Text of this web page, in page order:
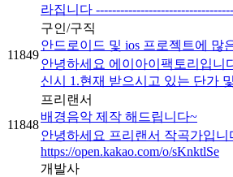
라집니다
11849
구인/구직
안드로이드 및 ios 프로젝트에 많
안녕하세요 에이아이팩토리입니
신시 1.현재 받으시고 있는 단가
11848
프리랜서
배경음악 제작 해드립니다~
안녕하세요 프리랜서 작곡가입
https://open.kakao.com/o/sKnktlSe
개발사